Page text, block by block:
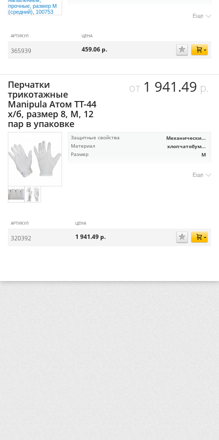
Еще
АРТИКУЛ ЦЕНА
365939 459.06 р.
Перчатки
трикотажные
Manipula Атом TT-44
х/б, размер 8, M, 12
пар в упаковке
от 1 941.49 р.
Защитные свойства Механически...
Материал хлопчатобум...
Размер M
Еще
АРТИКУЛ ЦЕНА
320392 1 941.49 р.